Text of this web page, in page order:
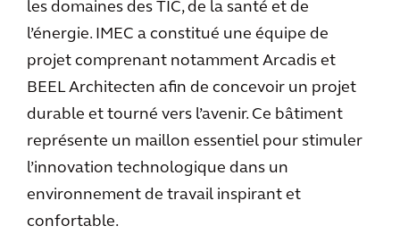
les domaines des TIC, de la santé et de
l’énergie. IMEC a constitué une équipe de
projet comprenant notamment Arcadis et
BEEL Architecten afin de concevoir un projet
durable et tourné vers l’avenir. Ce bâtiment
représente un maillon essentiel pour stimuler
l’innovation technologique dans un
environnement de travail inspirant et
confortable.